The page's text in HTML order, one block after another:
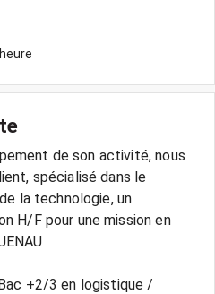
de son activité, nous
spécialisé dans le
la technologie, un
H/F pour une mission en
+2/3 en logistique /